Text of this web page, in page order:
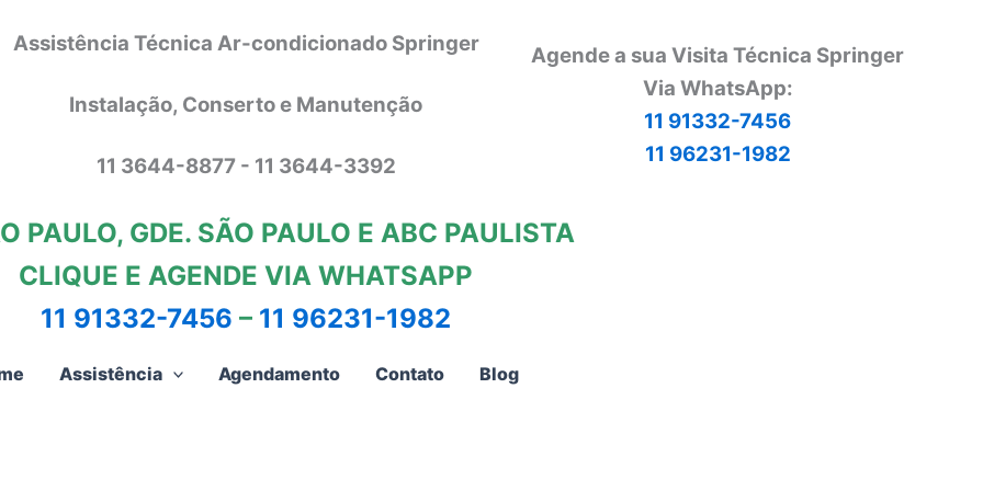
Assistência Técnica Ar-condicionado Springer
Instalação, Conserto e Manutenção
11 3644-8877 - 11 3644-3392
Agende a sua Visita Técnica Springer
Via WhatsApp:
11 91332-7456
11 96231-1982
PAULO, GDE. SÃO PAULO E ABC PAULISTA
CLIQUE E AGENDE VIA WHATSAPP
11 91332-7456 – 11 96231-1982
Assistência Agendamento Contato Blog